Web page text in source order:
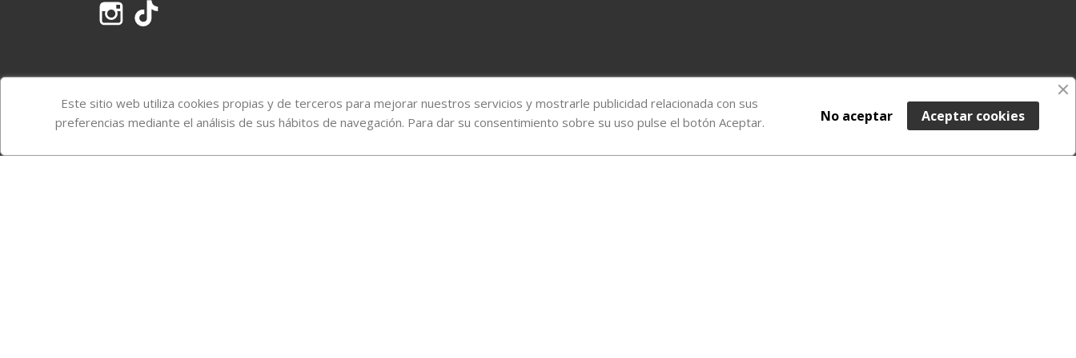
Instagram
Este sitio web utiliza cookies propias y de terceros para mejorar nuestros servicios y mostrarle publicidad relacionada con sus
preferencias mediante el análisis de sus hábitos de navegación. Para dar su consentimiento sobre su uso pulse el botón Aceptar.
Aceptar cookies
No aceptar